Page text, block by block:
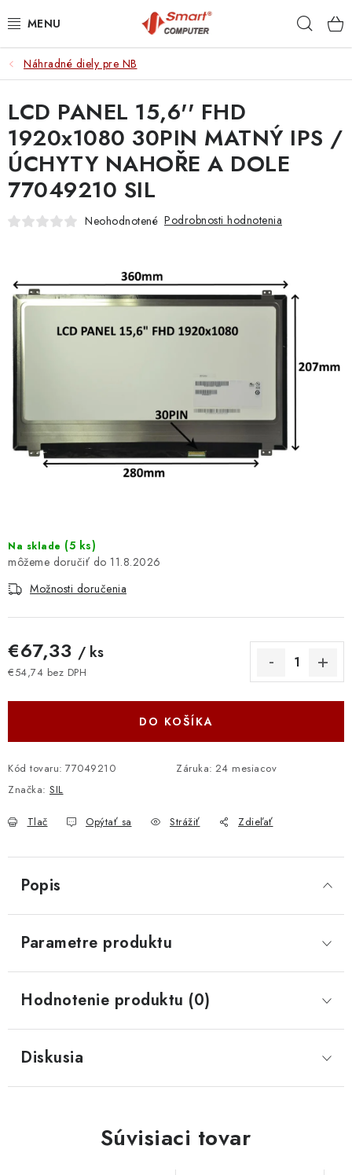
na
NOTEBOOKY
MOBILNÉ ZARIADENIA
PC A KOMPONENTY
PERIFÉRIE
TLAČIARNE
ELEKTRONIKA
DOMÁCNOSŤ
: DOBRÁ CENA
: PREDAJŇA ZV
: OBĽÚBENÉ PRODUKTY
: NOVÉ PRODUKTY
ZNAČKY
Obchodné podmienky
Ochrana osobných údajov
Moja objednávka
Náhradné diely pre NB
Na sklade (5 ks)
11.8.2026
Možnosti doručenia
€67,33 / ks
€54,74 bez DPH
DO KOŠÍKA
Kód tovaru: 77049210 Záruka: 24 mesiacov
Značka: SIL
Tlač Opýtať sa Strážiť Zdieľať
LCD PANEL 15,6'' FHD
1920x1080 30PIN MATNÝ IPS /
ÚCHYTY NAHOŘE A DOLE
77049210 SIL
Neohodnotené Podrobnosti hodnotenia
Popis
Parametre produktu
Hodnotenie produktu (0)
Diskusia
Súvisiaci tovar